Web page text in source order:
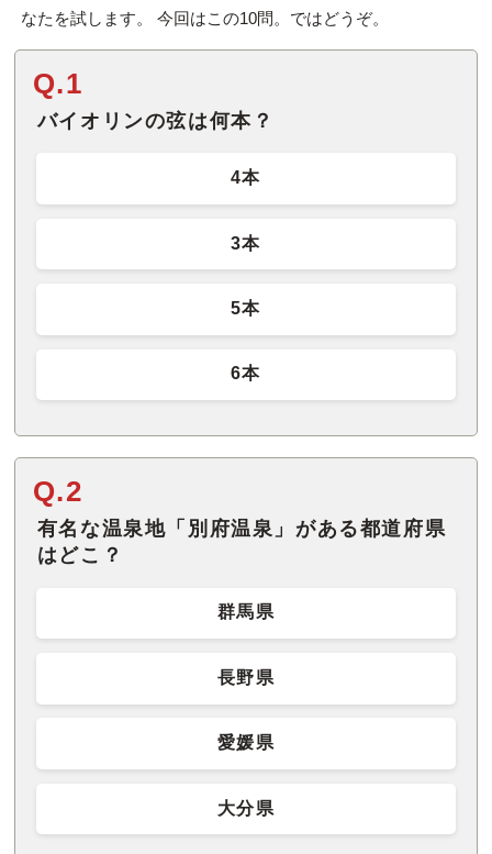
なたを試します。 今回はこの10問。ではどうぞ。
Q.1
バイオリンの弦は何本？
4本
3本
5本
6本
Q.2
有名な温泉地「別府温泉」がある都道府県
はどこ？
群馬県
長野県
愛媛県
大分県